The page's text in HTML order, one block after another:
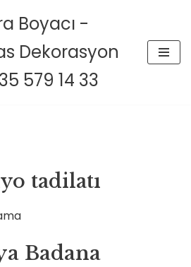
Boyacı -
Dekorasyon
579 14 33
tadilatı
Badana